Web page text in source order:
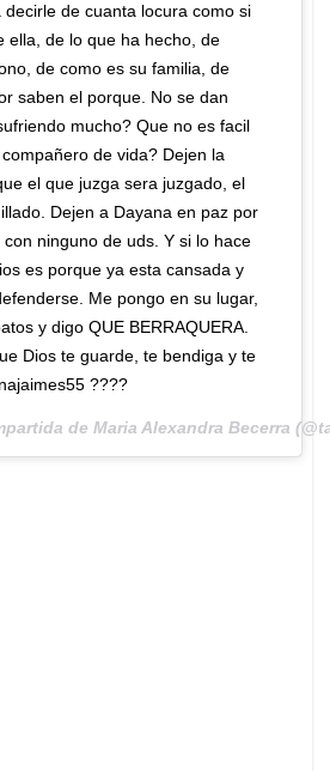
de cuanta locura como si
ella, de lo que ha hecho, de
de como es su familia, de
saben el porque. No se dan
mucho? Que no es facil
de vida? Dejen la
el que juzga sera juzgado, el
Dejen a Dayana en paz por
ninguno de uds. Y si lo hace
es porque ya esta cansada y
Me pongo en su lugar,
y digo QUE BERRAQUERA.
Dios te guarde, te bendiga y te
????
de Maria Alexandra Becerra